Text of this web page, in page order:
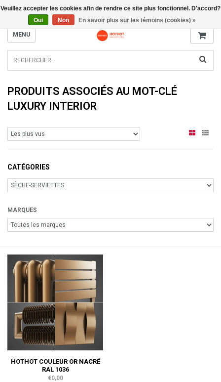
INFO@RADIATORS.SHOP
MENU
PRODUITS ASSOCIÉS AU MOT-CLÉ
LUXURY INTERIOR
CATÉGORIES
MARQUES
HOTHOT COULEUR OR NACRÉ
RAL 1036
€0,00
Veuillez accepter les cookies afin de rendre ce site plus fonctionnel. D'accord?
Oui
Non En savoir plus sur les témoins (cookies) »